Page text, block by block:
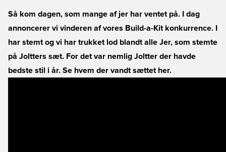
Så kom dagen, som mange af jer har ventet på. I dag
annoncerer vi vinderen af vores Build-a-Kit konkurrence. I
har stemt og vi har trukket lod blandt alle Jer, som stemte
på Joltters sæt. For det var nemlig Joltter der havde
bedste stil i år. Se hvem der vandt sættet her.